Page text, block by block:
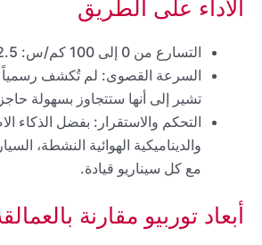
الأداء على الطريق
التسارع من 0 إلى 100 كم/س: 2.5 ثانية فقط.
السرعة القصوى: لم تُكشف رسمياً
تشير إلى أنها ستتجاوز بسهولة حاجز الـ 350
التحكم والاستقرار: بفضل الذكاء
والديناميكية الهوائية النشطة،
مع كل سيناريو قيادة.
أبعاد توربيو مقارنة